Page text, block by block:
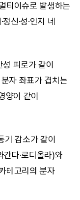
티이슈로 발생하는
신·성·인지 네
피로가 같이
자 좌표가 겹치는
양이 같이
기 감소가 같이
다·로디올라)와
테고리의 분자